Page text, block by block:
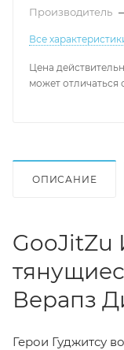
Производитель
Все
Цена
может отличаться
ОПИСАНИЕ
GooJitZu
Верапз
Герои Гуджитсу